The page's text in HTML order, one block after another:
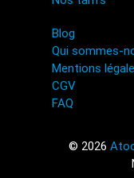
Blog
Qui sommes-
Mentions
CGV
FAQ
© 2026